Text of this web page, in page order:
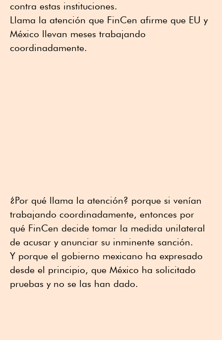
contra estas instituciones.
Llama la atención que FinCen afirme que EU y
México llevan meses trabajando
coordinadamente.
¿Por qué llama la atención? porque si venían
trabajando coordinadamente, entonces por
qué FinCen decide tomar la medida unilateral
de acusar y anunciar su inminente sanción.
Y porque el gobierno mexicano ha expresado
desde el principio, que México ha solicitado
pruebas y no se las han dado.